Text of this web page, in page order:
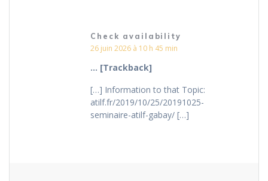
Check availability
26 juin 2026 à 10 h 45 min
… [Trackback]
[…] Information to that Topic:
atilf.fr/2019/10/25/20191025-
seminaire-atilf-gabay/ […]